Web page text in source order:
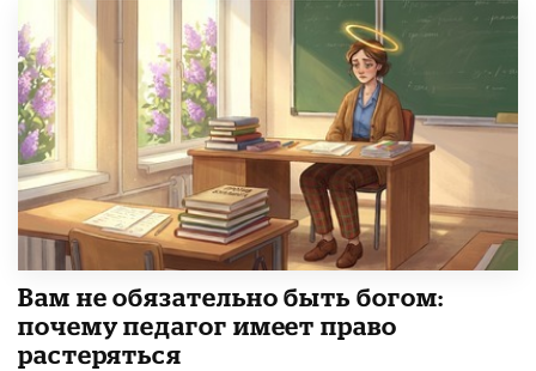
​Вам не обязательно быть богом:
почему педагог имеет право
растеряться